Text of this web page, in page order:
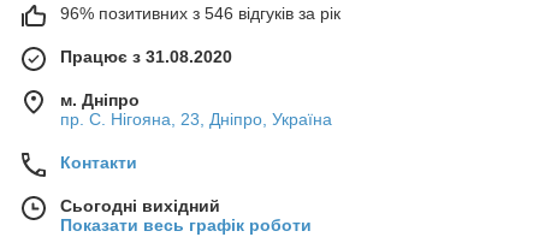
96% позитивних з 546 відгуків за рік
Працює з 31.08.2020
м. Дніпро
пр. С. Нігояна, 23, Дніпро, Україна
Контакти
Сьогодні вихідний
Показати весь графік роботи